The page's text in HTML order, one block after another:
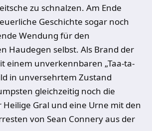
zu schnalzen. Am Ende
Geschichte sogar noch
Wendung für den
Haudegen selbst. Als Brand der
einem unverkennbaren „Taa-ta-
in unversehrtem Zustand
gleichzeitig noch die
Heilige Gral und eine Urne mit den
von Sean Connery aus der